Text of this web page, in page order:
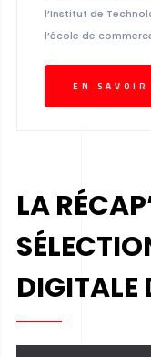
l’Institut de
l’école de
EN
LA
DIGITALE